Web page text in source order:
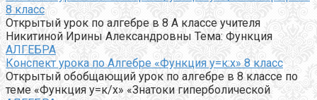
8 класс
Открытый урок по алгебре в 8 А классе учителя
Никитиной Ирины Александровны Тема: Функция
АЛГЕБРА
Конспект урока по Алгебре «Функция у=к:х» 8 класс
Открытый обобщающий урок по алгебре в 8 классе по
теме «Функция у=к/х» «Знатоки гиперболической